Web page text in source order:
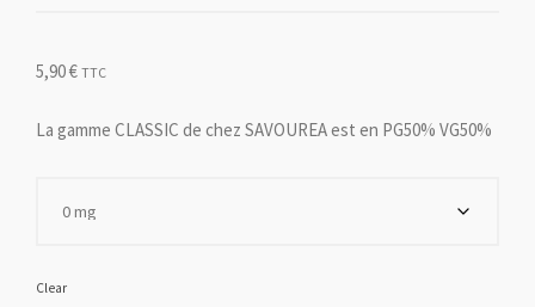
5,90€ TTC
La gamme CLASSIC de chez SAVOUREA est en PG50% VG50%
Clear